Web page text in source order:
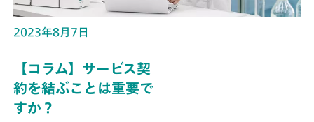
2023年8月7日
【コラム】サービス契
約を結ぶことは重要で
すか？